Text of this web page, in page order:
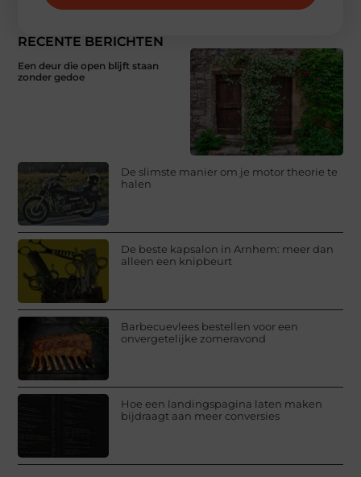
RECENTE BERICHTEN
Een deur die open blijft staan
zonder gedoe
De slimste manier om je motor theorie te
halen
De beste kapsalon in Arnhem: meer dan
alleen een knipbeurt
Barbecuevlees bestellen voor een
onvergetelijke zomeravond
Hoe een landingspagina laten maken
bijdraagt aan meer conversies